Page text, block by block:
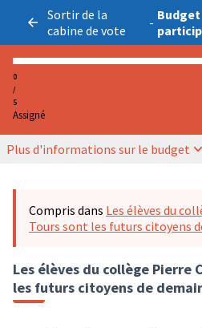
Sortir de la
cabine de vote
- Budget
0
/
5
Assigné
Plus d'informations sur le budget
Compris dans Les élèves du
Tours sont les futurs citoyens
Les élèves du collège Pierre
les futurs citoyens de